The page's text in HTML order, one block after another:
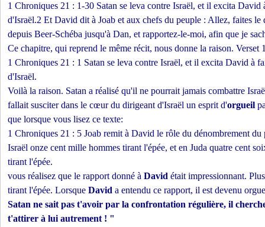
1 Chroniques 21 : 1-30 Satan se leva contre Israël, et il excita David
d'Israël.2 Et David dit à Joab et aux chefs du peuple : Allez, faites le
depuis Beer-Schéba jusqu'à Dan, et rapportez-le-moi, afin que je
Ce chapitre, qui reprend le même récit, nous donne la raison. Verset
1 Chroniques 21 : 1 Satan se leva contre Israël, et il excita David à
d'Israël.
Voilà la raison. Satan a réalisé qu'il ne pourrait jamais combattre
fallait susciter dans le cœur du dirigeant d'Israël un esprit d'orgueil
que lorsque vous lisez ce texte:
1 Chroniques 21 : 5 Joab remit à David le rôle du dénombrement
Israël onze cent mille hommes tirant l'épée, et en Juda quatre cent
tirant l'épée.
vous réalisez que le rapport donné à David était impressionnant.
tirant l'épée. Lorsque David a entendu ce rapport, il est devenu
Satan ne sait pas t'avoir par la confrontation régulière, il
t'attirer à lui autrement ! "